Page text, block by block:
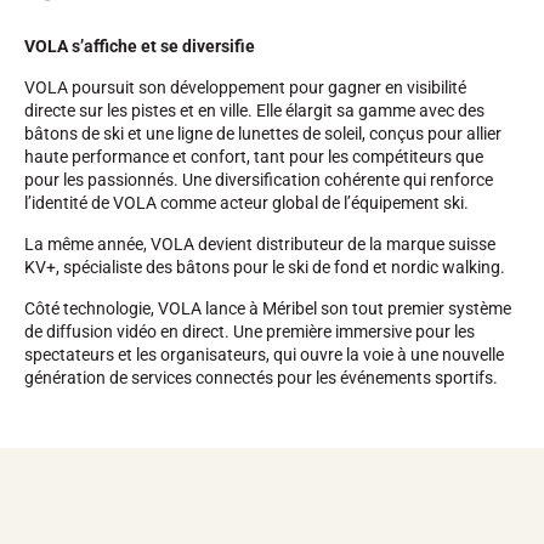
VOLA s’affiche et se diversifie
VOLA poursuit son développement pour gagner en visibilité
directe sur les pistes et en ville. Elle élargit sa gamme avec des
bâtons de ski et une ligne de lunettes de soleil, conçus pour allier
haute performance et confort, tant pour les compétiteurs que
pour les passionnés. Une diversification cohérente qui renforce
l’identité de VOLA comme acteur global de l’équipement ski.
La même année, VOLA devient distributeur de la marque suisse
KV+, spécialiste des bâtons pour le ski de fond et nordic walking.
Côté technologie, VOLA lance à Méribel son tout premier système
de diffusion vidéo en direct. Une première immersive pour les
spectateurs et les organisateurs, qui ouvre la voie à une nouvelle
génération de services connectés pour les événements sportifs.